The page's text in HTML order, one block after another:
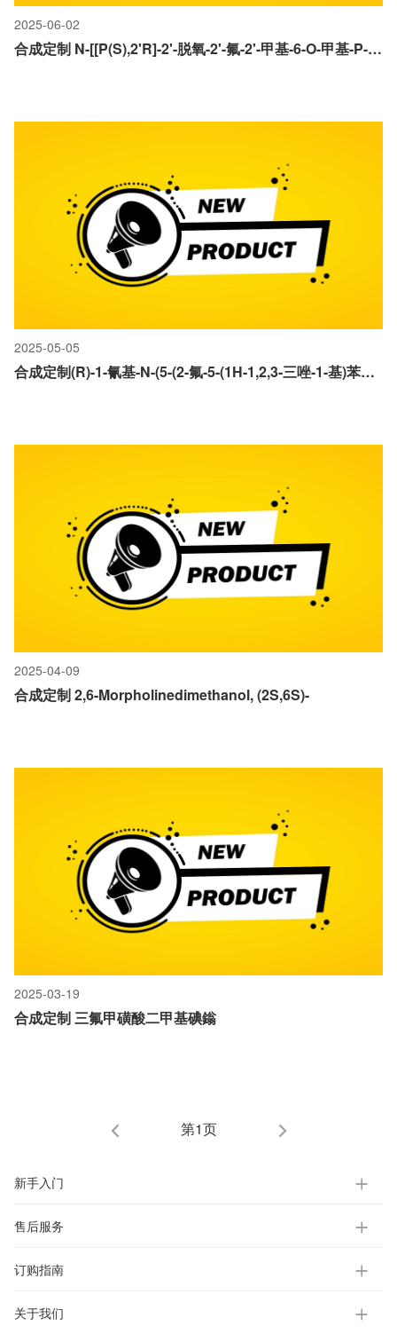
2025-06-02
合成定制 N-[[P(S),2'R]-2'-脱氧-2'-氟-2'-甲基-6-O-甲基-P-苯基-5'-鸟苷酰基]-L-丙氨酸异丙酯
2025-05-05
合成定制(R)-1-氰基-N-(5-(2-氟-5-(1H-1,2,3-三唑-1-基)苯甲酰基)-4,5,6,7-四氢噻唑并[5,4-c]吡啶-2-基)哌啶-3-羧酰胺
2025-04-09
合成定制 2,6-Morpholinedimethanol, (2S,6S)-
2025-03-19
合成定制 三氟甲磺酸二甲基碘鎓
第1页
新手入门
售后服务
订购指南
关于我们